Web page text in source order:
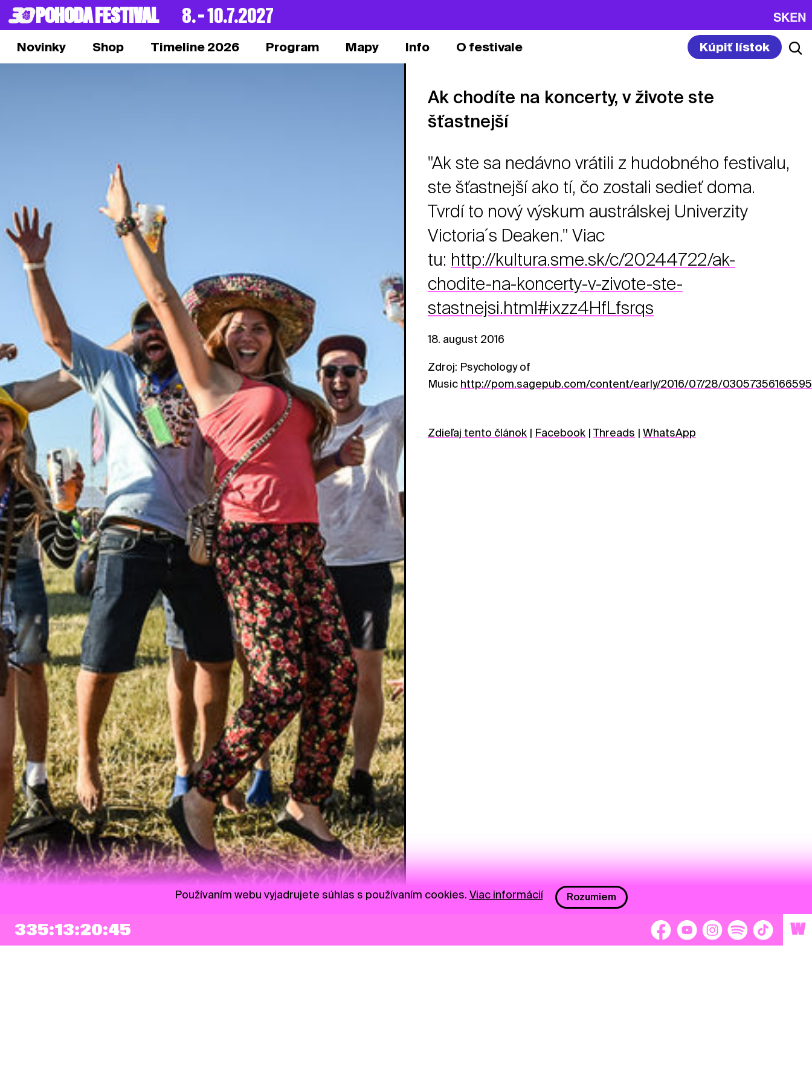
POHODA FESTIVAL 8. – 10.7.2027 SKEN
Novinky Shop Timeline 2026 Program Mapy Info O festivale Kúpiť lístok
Ak chodíte na koncerty, v živote ste
šťastnejší
"Ak ste sa nedávno vrátili z hudobného festivalu,
ste šťastnejší ako tí, čo zostali sedieť doma.
Tvrdí to nový výskum austrálskej Univerzity
Victoria´s Deaken." Viac
tu: http://kultura.sme.sk/c/20244722/ak-
chodite-na-koncerty-v-zivote-ste-
stastnejsi.html#ixzz4HfLfsrqs
18. august 2016
Zdroj: Psychology of
Music http://pom.sagepub.com/content/early/2016/07/28/
Zdieľaj tento článok | Facebook | Threads | WhatsApp
335:13:20:44 W
Používaním webu vyjadrujete súhlas s používaním cookies. Viac informácií Rozumiem